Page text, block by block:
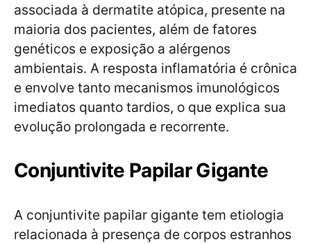
associada à dermatite atópica, presente na
maioria dos pacientes, além de fatores
genéticos e exposição a alérgenos
ambientais. A resposta inflamatória é crônica
e envolve tanto mecanismos imunológicos
imediatos quanto tardios, o que explica sua
evolução prolongada e recorrente.
Conjuntivite Papilar Gigante
A conjuntivite papilar gigante tem etiologia
relacionada à presença de corpos estranhos